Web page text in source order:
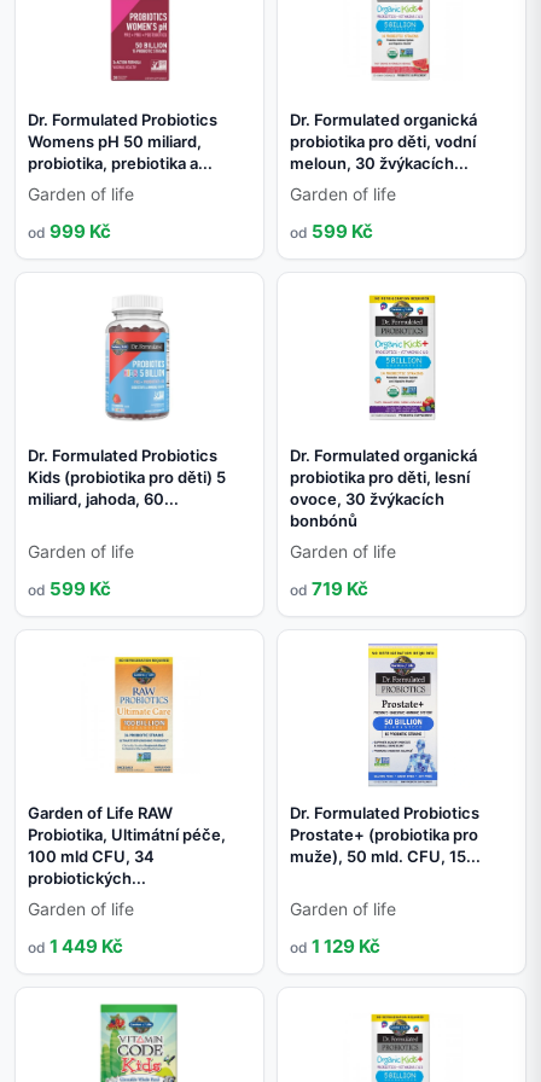
Dr. Formulated Probiotics
Womens pH 50 miliard,
probiotika, prebiotika a...
Garden of life
od 999 Kč
Dr. Formulated organická
probiotika pro děti, vodní
meloun, 30 žvýkacích...
Garden of life
od 599 Kč
Dr. Formulated Probiotics
Kids (probiotika pro děti) 5
miliard, jahoda, 60...
Garden of life
od 599 Kč
Dr. Formulated organická
probiotika pro děti, lesní
ovoce, 30 žvýkacích
bonbónů
Garden of life
od 719 Kč
Garden of Life RAW
Probiotika, Ultimátní péče,
100 mld CFU, 34
probiotických...
Garden of life
od 1 449 Kč
Dr. Formulated Probiotics
Prostate+ (probiotika pro
muže), 50 mld. CFU, 15...
Garden of life
od 1 129 Kč